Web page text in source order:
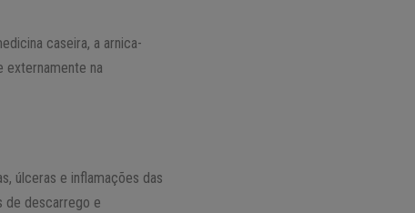
caseira, a arnica-
externamente na
úlceras e inflamações das
de descarrego e